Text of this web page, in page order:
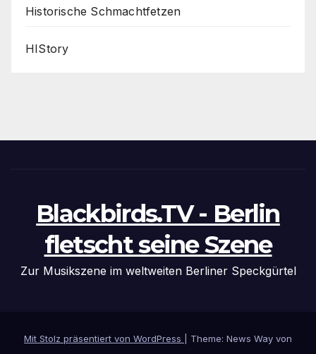
Historische Schmachtfetzen
HIStory
Blackbirds.TV - Berlin
fletscht seine Szene
Zur Musikszene im weltweiten Berliner Speckgürtel
Mit Stolz präsentiert von WordPress
Theme: News Way von